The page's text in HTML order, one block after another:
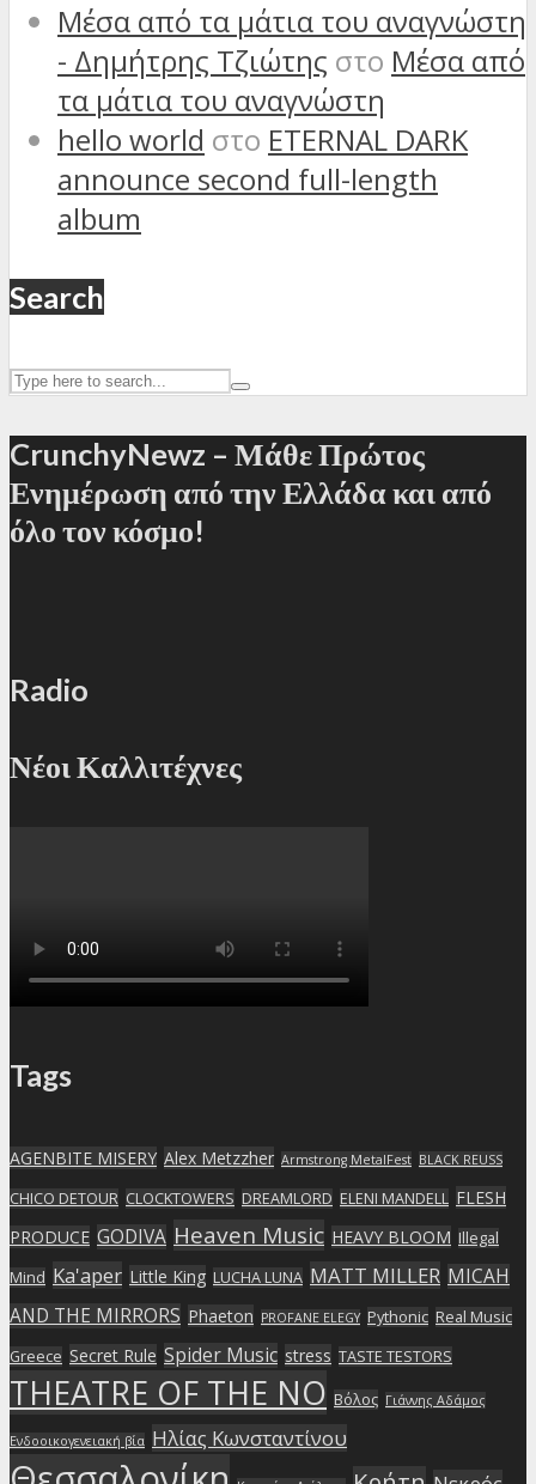
Μέσα από τα μάτια του αναγνώστη
- Δημήτρης Τζιώτης στο Μέσα από
τα μάτια του αναγνώστη
hello world στο ETERNAL DARK
announce second full-length
album
Search
CrunchyNewz – Μάθε Πρώτος
Ενημέρωση από την Ελλάδα και από
όλο τον κόσμο!
Radio
Νέοι Καλλιτέχνες
Tags
AGENBITE MISERY Alex Metzzher Armstrong MetalFest BLACK REUSS
CHICO DETOUR CLOCKTOWERS DREAMLORD ELENI MANDELL FLESH
PRODUCE GODIVA Heaven Music HEAVY BLOOM Illegal
Mind Ka'aper Little King LUCHA LUNA MATT MILLER MICAH
AND THE MIRRORS Phaeton PROFANE ELEGY Pythonic Real Music
Greece Secret Rule Spider Music stress TASTE TESTORS
THEATRE OF THE NO Βόλος Γιάννης Αδάμος
Ενδοοικογενειακή βία Ηλίας Κωνσταντίνου